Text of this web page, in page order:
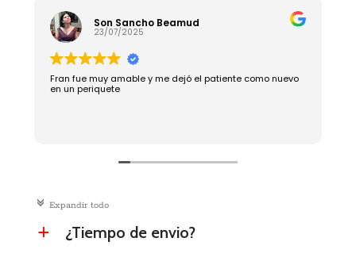
Son Sancho Beamud
23/07/2025
Fran fue muy amable y me dejó el patiente como nuevo
en un periquete
c Expandir todo
a ¿Tiempo de envio?